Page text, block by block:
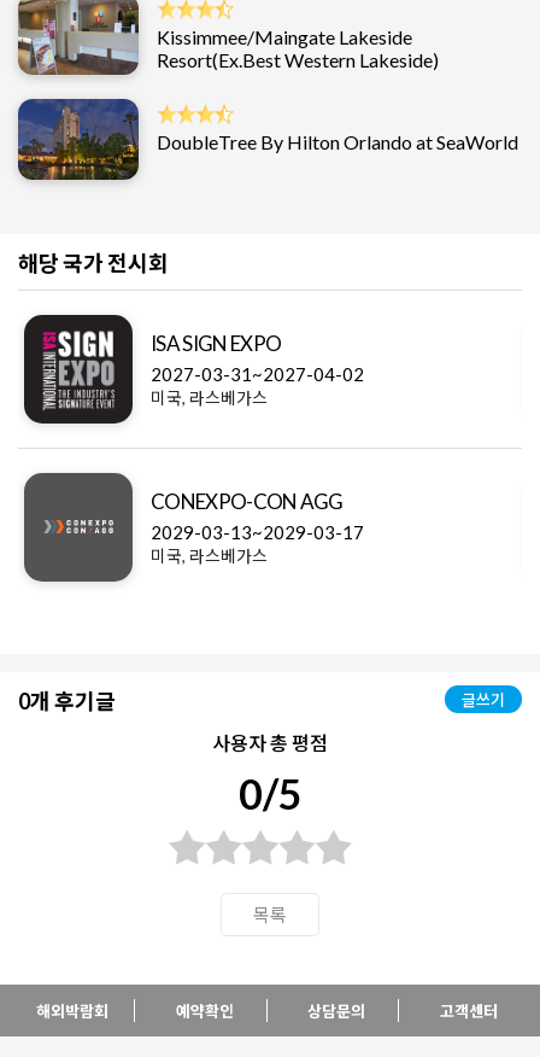
Kissimmee/Maingate Lakeside
Resort(Ex.Best Western Lakeside)
DoubleTree By Hilton Orlando at SeaWorld
해당 국가 전시회
ISA SIGN EXPO
2027-03-31~2027-04-02
미국, 라스베가스
CONEXPO-CON AGG
2029-03-13~2029-03-17
미국, 라스베가스
0개 후기글 글쓰기
사용자 총 평점
0/5
목록
해외박람회 예약확인 상담문의 고객센터